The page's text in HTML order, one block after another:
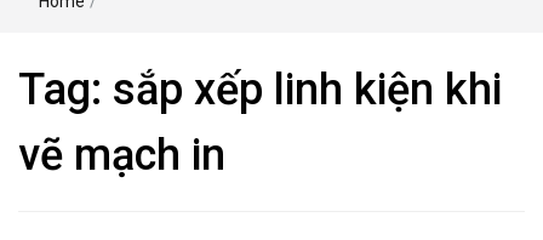
Tag: sắp xếp linh kiện khi
vẽ mạch in